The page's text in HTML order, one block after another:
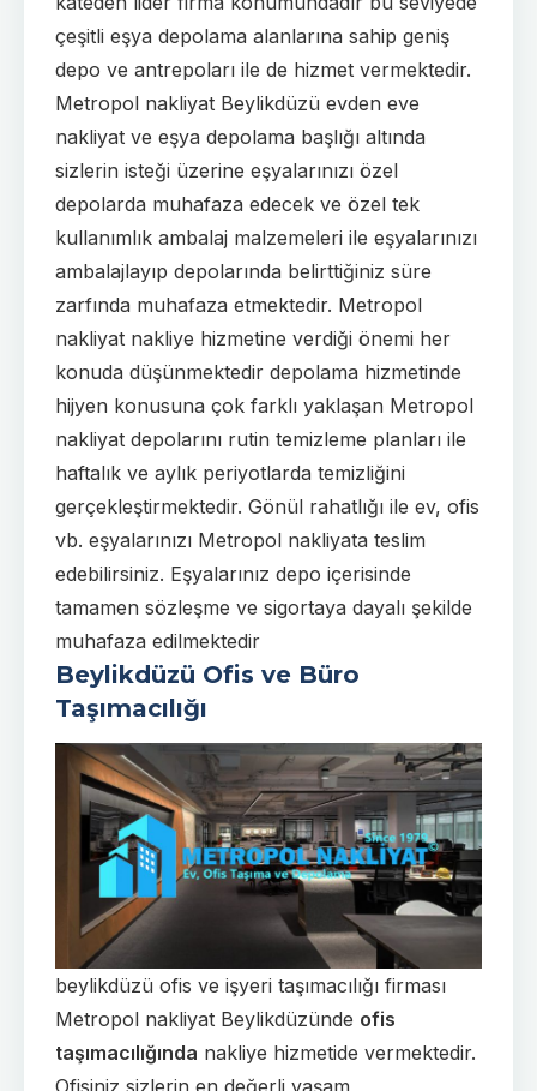
çeşitli eşya depolama alanlarına sahip geniş
depo ve antrepoları ile de hizmet vermektedir.
Metropol nakliyat Beylikdüzü evden eve
nakliyat ve eşya depolama başlığı altında
sizlerin isteği üzerine eşyalarınızı özel
depolarda muhafaza edecek ve özel tek
kullanımlık ambalaj malzemeleri ile eşyalarınızı
ambalajlayıp depolarında belirttiğiniz süre
zarfında muhafaza etmektedir. Metropol
nakliyat nakliye hizmetine verdiği önemi her
konuda düşünmektedir depolama hizmetinde
hijyen konusuna çok farklı yaklaşan Metropol
nakliyat depolarını rutin temizleme planları ile
haftalık ve aylık periyotlarda temizliğini
gerçekleştirmektedir. Gönül rahatlığı ile ev, ofis
vb. eşyalarınızı Metropol nakliyata teslim
edebilirsiniz. Eşyalarınız depo içerisinde
tamamen sözleşme ve sigortaya dayalı şekilde
muhafaza edilmektedir
Beylikdüzü Ofis ve Büro
Taşımacılığı
beylikdüzü ofis ve işyeri taşımacılığı firması
Metropol nakliyat Beylikdüzünde ofis
taşımacılığında nakliye hizmetide vermektedir.
Ofisiniz sizlerin en değerli yaşam